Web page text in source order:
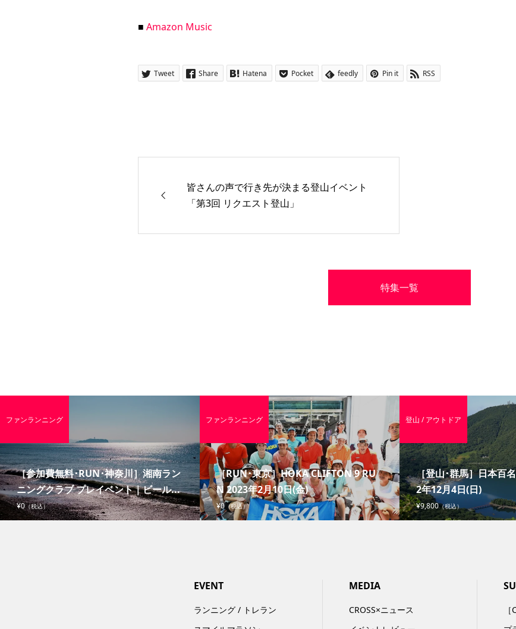
■ Amazon Music
Tweet Share Hatena Pocket feedly Pin it RSS
皆さんの声で行き先が決まる登山イベント
「第3回 リクエスト登山」
特集一覧
［参加費無料･RUN･神奈川］湘南ラン
ニングクラブ プレイベント｜ビール...
¥0（税込）
ファンランニング
［RUN･東京］HOKA CLIFTON 9 RU
N 2023年2月10日(金)
¥0（税込）
ファンランニング
［登山･群馬］日本百
2年12月4日(日)
¥9,800（税込）
登山 / アウトドア
EVENT
ランニング / トレラン
MEDIA
CROSS×ニュース